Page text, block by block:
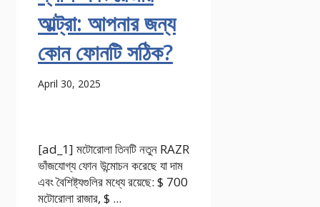
আল্ট্রা: আপনার জন্য
কোন ফোনটি সঠিক?
April 30, 2025
[ad_1] মটোরোলা তিনটি নতুন RAZR
ভাঁজযোগ্য ফোন উন্মোচন করেছে যা দাম
এবং বৈশিষ্ট্যগুলির মধ্যে রয়েছে: $ 700
মটোরোলা রাজার, $ ...